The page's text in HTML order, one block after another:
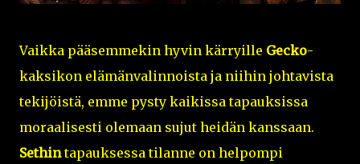
Vaikka pääsemmekin hyvin kärryille Gecko-
kaksikon elämänvalinnoista ja niihin johtavista
tekijöistä, emme pysty kaikissa tapauksissa
moraalisesti olemaan sujut heidän kanssaan.
Sethintapauksessa tilanne on helpompi